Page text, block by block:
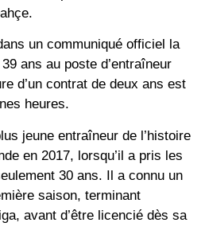
un communiqué officiel la
ans au poste d’entraîneur
d’un contrat de deux ans est
heures.
jeune entraîneur de l’histoire
en 2017, lorsqu’il a pris les
30 ans. Il a connu un
saison, terminant
avant d’être licencié dès sa